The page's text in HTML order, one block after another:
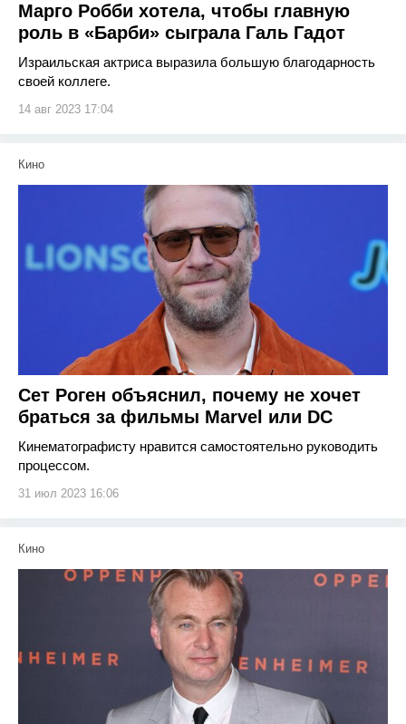
Марго Робби хотела, чтобы главную
роль в «Барби» сыграла Галь Гадот
Израильская актриса выразила большую благодарность
своей коллеге.
14 авг 2023 17:04
Кино
Сет Роген объяснил, почему не хочет
браться за фильмы Marvel или DC
Кинематографисту нравится самостоятельно руководить
процессом.
31 июл 2023 16:06
Кино